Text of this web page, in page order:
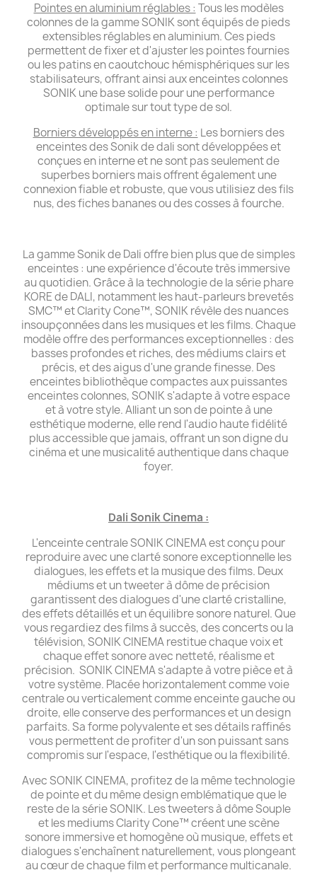
Pointes en aluminium réglables : Tous les modèles
colonnes de la gamme SONIK sont équipés de pieds
extensibles réglables en aluminium. Ces pieds
permettent de fixer et d'ajuster les pointes fournies
ou les patins en caoutchouc hémisphériques sur les
stabilisateurs, offrant ainsi aux enceintes colonnes
SONIK une base solide pour une performance
optimale sur tout type de sol.
Borniers développés en interne : Les borniers des
enceintes des Sonik de dali sont développées et
conçues en interne et ne sont pas seulement de
superbes borniers mais offrent également une
connexion fiable et robuste, que vous utilisiez des fils
nus, des fiches bananes ou des cosses à fourche.
La gamme Sonik de Dali offre bien plus que de simples
enceintes : une expérience d'écoute très immersive
au quotidien. Grâce à la technologie de la série phare
KORE de DALI, notamment les haut-parleurs brevetés
SMC™ et Clarity Cone™, SONIK révèle des nuances
insoupçonnées dans les musiques et les films. Chaque
modèle offre des performances exceptionnelles : des
basses profondes et riches, des médiums clairs et
précis, et des aigus d'une grande finesse. Des
enceintes bibliothèque compactes aux puissantes
enceintes colonnes, SONIK s'adapte à votre espace
et à votre style. Alliant un son de pointe à une
esthétique moderne, elle rend l'audio haute fidélité
plus accessible que jamais, offrant un son digne du
cinéma et une musicalité authentique dans chaque
foyer.
Dali Sonik Cinema :
L'enceinte centrale SONIK CINEMA est conçu pour
reproduire avec une clarté sonore exceptionnelle les
dialogues, les effets et la musique des films. Deux
médiums et un tweeter à dôme de précision
garantissent des dialogues d'une clarté cristalline,
des effets détaillés et un équilibre sonore naturel. Que
vous regardiez des films à succès, des concerts ou la
télévision, SONIK CINEMA restitue chaque voix et
chaque effet sonore avec netteté, réalisme et
précision. SONIK CINEMA s'adapte à votre pièce et à
votre système. Placée horizontalement comme voie
centrale ou verticalement comme enceinte gauche ou
droite, elle conserve des performances et un design
parfaits. Sa forme polyvalente et ses détails raffinés
vous permettent de profiter d'un son puissant sans
compromis sur l'espace, l'esthétique ou la flexibilité.
Avec SONIK CINEMA, profitez de la même technologie
de pointe et du même design emblématique que le
reste de la série SONIK. Les tweeters à dôme Souple
et les mediums Clarity Cone™ créent une scène
sonore immersive et homogène où musique, effets et
dialogues s'enchaînent naturellement, vous plongeant
au cœur de chaque film et performance multicanale.